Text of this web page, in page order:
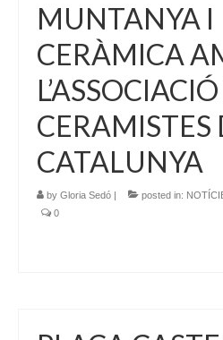
MUNTANYA I
CERÀMICA
CERAMISTES
CATALUNYA
by Gloria Sedó posted in:
0